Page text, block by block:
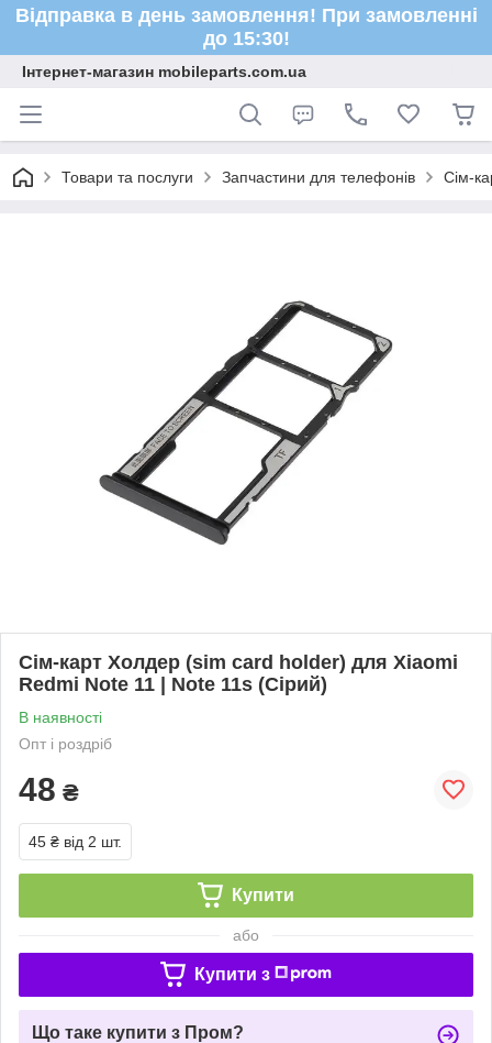
Відправка в день замовлення! При замовленні
до 15:30!
Інтернет-магазин mobileparts.com.ua
Товари та послуги Запчастини для телефонів Сім-
Сім-карт Холдер (sim card holder) для Xiaomi
Redmi Note 11 | Note 11s (Сірий)
В наявності
Опт і роздріб
48 ₴
45 ₴ від 2 шт.
Купити
або
Купити з
Що таке купити з Пром?